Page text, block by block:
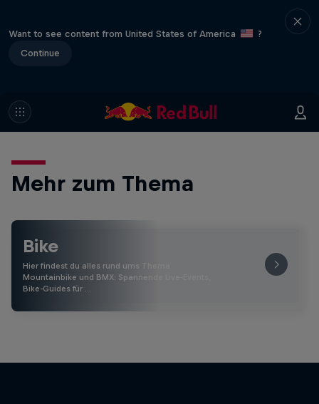
Want to see content from United States of America
?
Continue
Mehr zum Thema
Bike
Hier findest du alles rund ums Thema
Mountainbike und BMX: Spannende Live-Events,
Bike-Guides für …